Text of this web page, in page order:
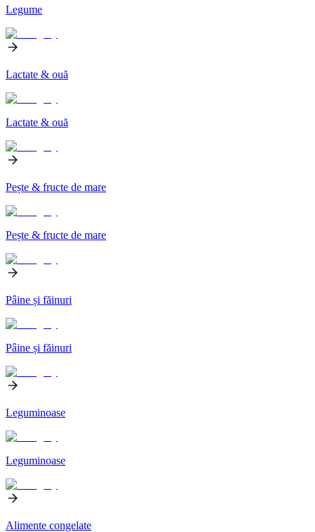
Legume
Lactate & ouă
Lactate & ouă
Pește & fructe de mare
Pește & fructe de mare
Pâine și făinuri
Pâine și făinuri
Leguminoase
Leguminoase
Alimente congelate